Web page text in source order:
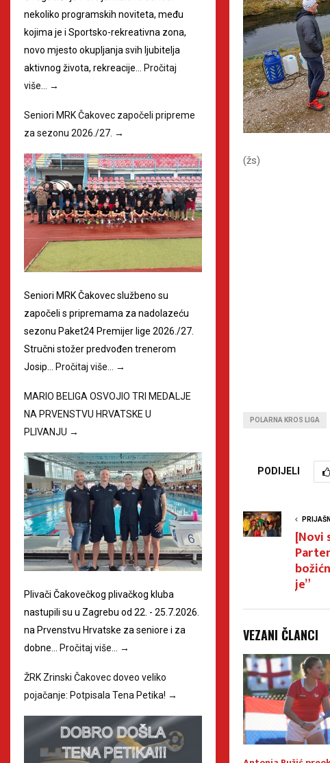
(žs)
POLARNA KROS LIGA
PODIJELI
[Novi
je”
VEZANI ČLANCI
nekoliko programskih noviteta, među
kojima je i Sportsko-rekreativna zona,
novo mjesto okupljanja svih ljubitelja
aktivnog života, rekreacije… Pročitaj
više…
→
Seniori MRK Čakovec započeli pripreme
za sezonu 2026./27. →
Seniori MRK Čakovec službeno su
započeli s pripremama za nadolazeću
sezonu Paket24 Premijer lige 2026./27.
Stručni stožer predvođen trenerom
Josip…
Pročitaj više… →
MARIO BELIGA OSVOJIO TRI MEDALJE
NA PRVENSTVU HRVATSKE U
PLIVANJU →
Plivači Čakovečkog plivačkog kluba
nastupili su u Zagrebu od 22. - 25.7.2026.
na Prvenstvu Hrvatske za seniore i za
dobne…
Pročitaj više… →
ŽRK Zrinski Čakovec doveo veliko
pojačanje: Potpisala Tena Petika! →